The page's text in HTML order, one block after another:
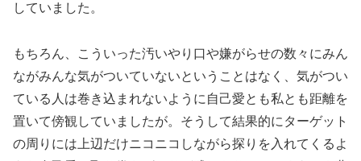
していました。
もちろん、こういった汚いやり口や嫌がらせの数々にみん
ながみんな気がついていないということはなく、気がつい
ている人は巻き込まれないように自己愛とも私とも距離を
置いて傍観していましたが。そうして結果的にターゲット
の周りには上辺だけニコニコしながら探りを入れてくるよ